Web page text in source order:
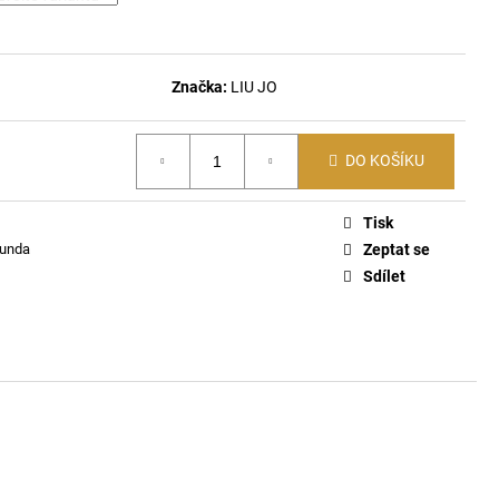
Značka: LIU JO
DO KOŠÍKU
Tisk
Zeptat se
Sdílet
6116